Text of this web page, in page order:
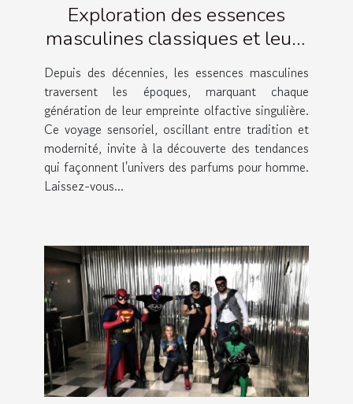
Exploration des essences
masculines classiques et leurs
évolutions
Depuis des décennies, les essences masculines
traversent les époques, marquant chaque
génération de leur empreinte olfactive singulière.
Ce voyage sensoriel, oscillant entre tradition et
modernité, invite à la découverte des tendances
qui façonnent l'univers des parfums pour homme.
Laissez-vous...